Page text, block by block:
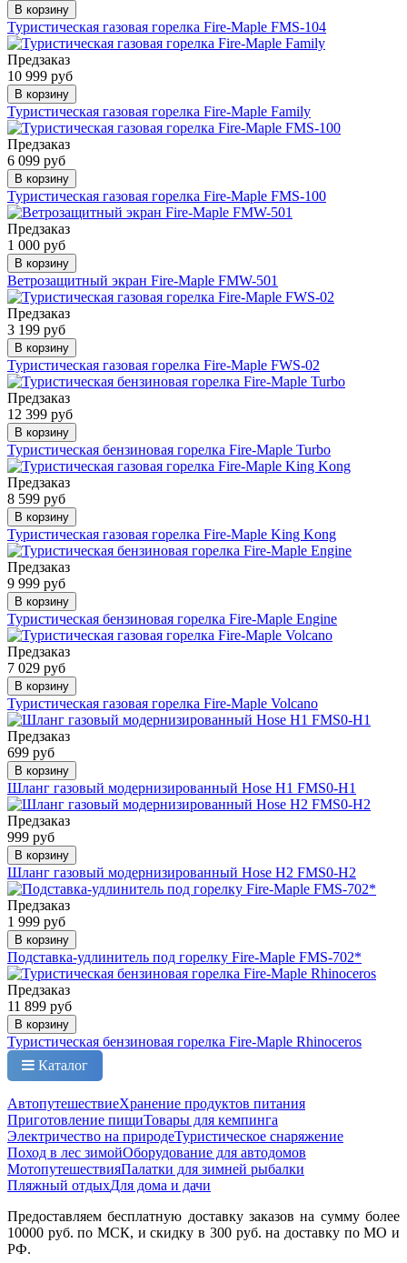
В корзину
Туристическая газовая горелка Fire-Maple FMS-104
Предзаказ
10 999 руб
В корзину
Туристическая газовая горелка Fire-Maple Family
Предзаказ
6 099 руб
В корзину
Туристическая газовая горелка Fire-Maple FMS-100
Предзаказ
1 000 руб
В корзину
Ветрозащитный экран Fire-Maple FMW-501
Предзаказ
3 199 руб
В корзину
Туристическая газовая горелка Fire-Maple FWS-02
Предзаказ
12 399 руб
В корзину
Туристическая бензиновая горелка Fire-Maple Turbo
Предзаказ
8 599 руб
В корзину
Туристическая газовая горелка Fire-Maple King Kong
Предзаказ
9 999 руб
В корзину
Туристическая бензиновая горелка Fire-Maple Engine
Предзаказ
7 029 руб
В корзину
Туристическая газовая горелка Fire-Maple Volcano
Предзаказ
699 руб
В корзину
Шланг газовый модернизированный Hose H1 FMS0-H1
Предзаказ
999 руб
В корзину
Шланг газовый модернизированный Hose H2 FMS0-H2
Предзаказ
1 999 руб
В корзину
Подставка-удлинитель под горелку Fire-Maple FMS-702*
Предзаказ
11 899 руб
В корзину
Туристическая бензиновая горелка Fire-Maple Rhinoceros
Каталог
АвтопутешествиеХранение продуктов питания
Приготовление пищиТовары для кемпинга
Электричество на природеТуристическое снаряжение
Поход в лес зимойОборудование для автодомов
МотопутешествияПалатки для зимней рыбалки
Пляжный отдыхДля дома и дачи
Предоставляем бесплатную доставку заказов на сумму более
10000 руб. по МСК, и скидку в 300 руб. на доставку по МО и
РФ.